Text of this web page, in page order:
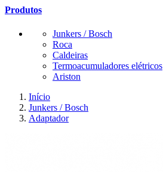
Produtos
Junkers / Bosch
Roca
Caldeiras
Termoacumuladores elétricos
Ariston
Início
Junkers / Bosch
Adaptador